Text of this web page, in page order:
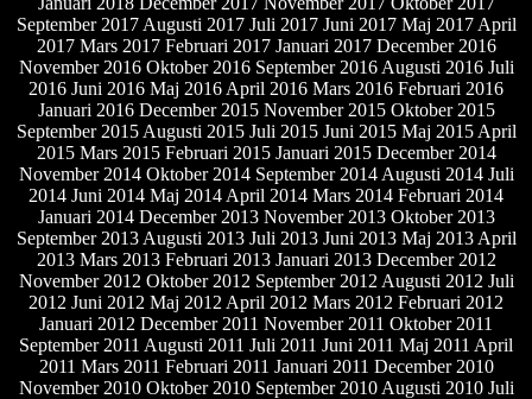
September 2017 Augusti 2017 Juli 2017 Juni 2017 Maj 2017 April
2017 Mars 2017 Februari 2017 Januari 2017 December 2016
November 2016 Oktober 2016 September 2016 Augusti 2016 Juli
2016 Juni 2016 Maj 2016 April 2016 Mars 2016 Februari 2016
Januari 2016 December 2015 November 2015 Oktober 2015
September 2015 Augusti 2015 Juli 2015 Juni 2015 Maj 2015 April
2015 Mars 2015 Februari 2015 Januari 2015 December 2014
November 2014 Oktober 2014 September 2014 Augusti 2014 Juli
2014 Juni 2014 Maj 2014 April 2014 Mars 2014 Februari 2014
Januari 2014 December 2013 November 2013 Oktober 2013
September 2013 Augusti 2013 Juli 2013 Juni 2013 Maj 2013 April
2013 Mars 2013 Februari 2013 Januari 2013 December 2012
November 2012 Oktober 2012 September 2012 Augusti 2012 Juli
2012 Juni 2012 Maj 2012 April 2012 Mars 2012 Februari 2012
Januari 2012 December 2011 November 2011 Oktober 2011
September 2011 Augusti 2011 Juli 2011 Juni 2011 Maj 2011 April
2011 Mars 2011 Februari 2011 Januari 2011 December 2010
November 2010 Oktober 2010 September 2010 Augusti 2010 Juli